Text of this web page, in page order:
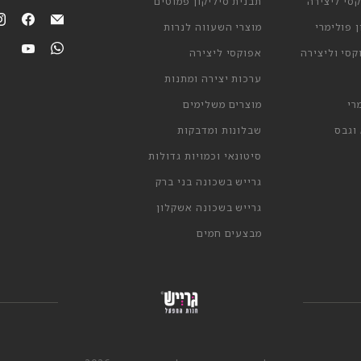
פולימרי
וליצירה
מוצרי השעווה לנרות
אפוקסי ליצירה
ערכות יצירה ומתנות
מוצרים משלימים
שבלונות ומדבקות
סיטונאי וכמויות גדולות
גרייש בשכונה בני ברק
גרייש בשכונה אשקלון
מבצעים חמים
מצאי
ב-אימייל
מצאי